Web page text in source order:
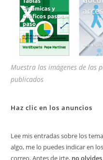
Muestra las imágenes de las
publicados
Haz clic en los anuncios
Lee mis entradas sobre los
algo, me lo puedes indicar en
correo. Antes de irte, no